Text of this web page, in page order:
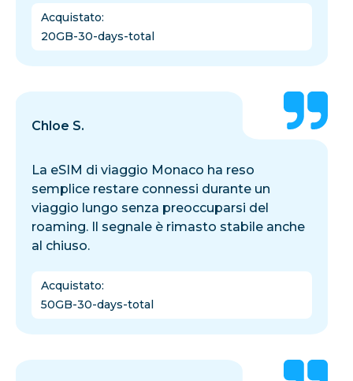
Acquistato:
20GB-30-days-total
Chloe S.
La eSIM di viaggio Monaco ha reso
semplice restare connessi durante un
viaggio lungo senza preoccuparsi del
roaming. Il segnale è rimasto stabile anche
al chiuso.
Acquistato:
50GB-30-days-total